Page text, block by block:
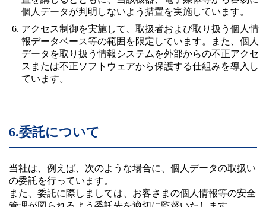
個人データが判明しないよう措置を実施しています。
アクセス制御を実施して、取扱者および取り扱う個人情
報データベース等の範囲を限定しています。また、個人
データを取り扱う情報システムを外部からの不正アクセ
スまたは不正ソフトウェアから保護する仕組みを導入し
ています。
6.委託について
当社は、例えば、次のような場合に、個人データの取扱い
の委託を行っています。
また、委託に際しましては、お客さまの個人情報等の安全